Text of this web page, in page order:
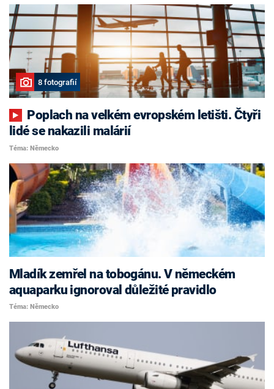
8 fotografií
lidé se nakazili malárií
Téma: Německo
Mladík zemřel na tobogánu. V německém
aquaparku ignoroval důležité pravidlo
Téma: Německo